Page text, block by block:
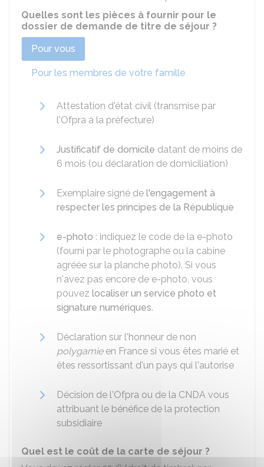
Quelles sont les pièces à fournir pour le
dossier de demande de titre de séjour ?
Pour vous
Pour les membres de votre famille
Attestation d'état civil (transmise par
l'Ofpra à la préfecture)
Justificatif de domicile datant de moins de
6 mois (ou déclaration de domiciliation)
Exemplaire signé de l'engagement à
respecter les principes de la République
e-photo : indiquez le code de la e-photo
(fourni par le photographe ou la cabine
agréée sur la planche photo). Si vous
n'avez pas encore de e-photo, vous
pouvez localiser un service photo et
signature numériques.
Déclaration sur l'honneur de non
polygamieen France si vous êtes marié et
êtes ressortissant d'un pays qui l'autorise
Décision de l'Ofpra ou de la CNDA vous
attribuant le bénéfice de la protection
subsidiaire
Quel est le coût de la carte de séjour ?